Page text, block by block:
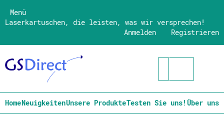
Menü
Laserkartuschen, die leisten, was wir versprechen!
Registrieren
Anmelden
HomeNeuigkeitenUnsere ProdukteTesten Sie uns!Über uns